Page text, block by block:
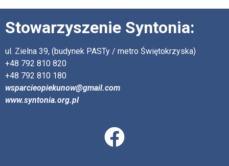
Stowarzyszenie Syntonia:
ul. Zielna 39, (budynek PASTy / metro Świętokrzyska)
+48 792 810 820
+48 792 810 180
wsparcieopiekunow@gmail.com
www.syntonia.org.pl